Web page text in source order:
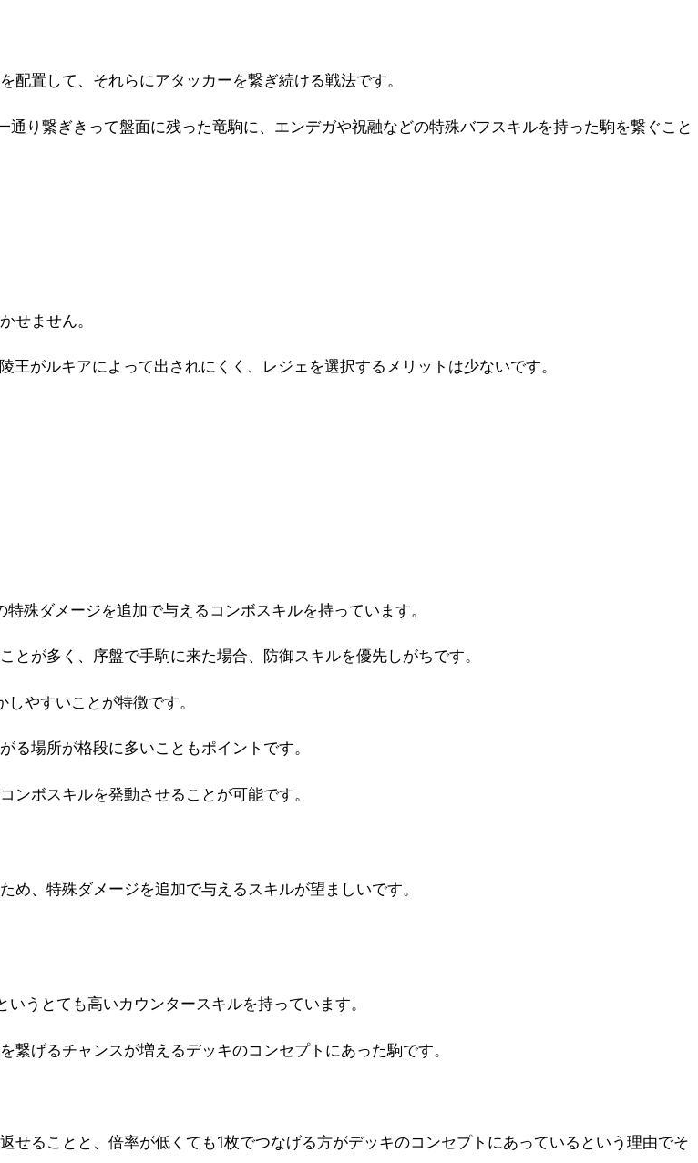
置して、それらにアタッカーを繋ぎ続ける戦法です。
り繋ぎきって盤面に残った竜駒に、 エンデガや祝融などの特殊バフスキルを持った駒を繋ぐこと
せません。
がルキアによって出されにくく、レジェを選択するメリットは少ないです。
殊ダメージを追加で与えるコンボスキルを持っています。
が多く、序盤で手駒に来た場合、防御スキルを優先しがちです。
やすいことが特徴です。
る場所が格段に多いこともポイントです。
ボスキルを発動させることが可能です。
、特殊ダメージを追加で与えるスキルが望ましいです。
うとても高いカウンタースキルを持っています。
繋げるチャンスが増えるデッキのコンセプトにあった駒です。
ることと、倍率が低くても1枚でつなげる方がデッキのコンセプトにあっているという理由でそ